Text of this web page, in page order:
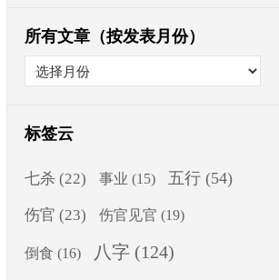
所有文章（按发表月份）
标签云
七杀 (22) 事业 (15) 五行 (54)
伤官 (23) 伤官见官 (19)
倒食 (16) 八字 (124)